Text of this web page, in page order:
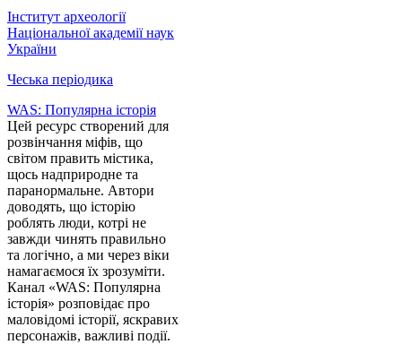
Інститут археології
Національної академії наук
України
Чеська періодика
WAS: Популярна історія
Цей ресурс створений для
розвінчання міфів, що
світом править містика,
щось надприродне та
паранормальне. Автори
доводять, що історію
роблять люди, котрі не
завжди чинять правильно
та логічно, а ми через віки
намагаємося їх зрозуміти.
Канал «WAS: Популярна
історія» розповідає про
маловідомі історії, яскравих
персонажів, важливі події.